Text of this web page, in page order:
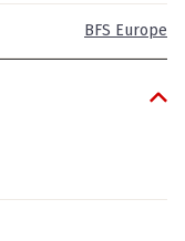
BFS Europe